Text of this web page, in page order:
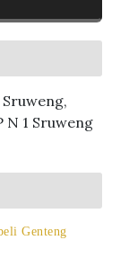
Sruweng,
N 1 Sruweng
Genteng